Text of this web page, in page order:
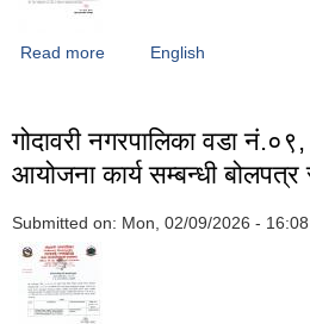
Read more about स्वयंसेवक भाषा शिक्षक
English
गोदावरी नगरपालिका वडा
आयोजना कार्य सम्बन्धी
Submitted on: Mon, 02/09/2026 - 16:08